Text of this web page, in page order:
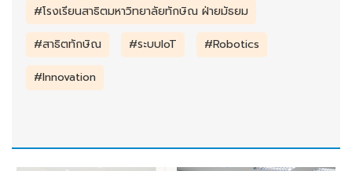
#โรงเรียนสาธิตมหาวิทยาลัยทักษิณ ฝ่ายมัธยม
#สาธิตทักษิณ
#ระบบIoT
#Robotics
#Innovation